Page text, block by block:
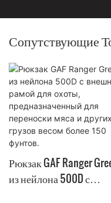
Сопутствующие
Рюкзак GAF Ranger
из нейлона 500D с